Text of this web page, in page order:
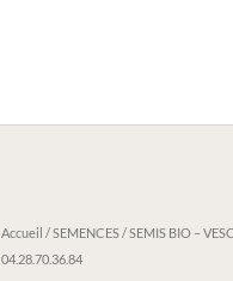
Accueil /SEMENCES/ SEMIS BIO –
04.28.70.36.84